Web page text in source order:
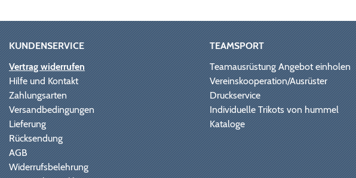
KUNDENSERVICE
Vertrag widerrufen
Hilfe und Kontakt
Zahlungsarten
Versandbedingungen
Lieferung
Rücksendung
AGB
Widerrufsbelehrung
TEAMSPORT
Teamausrüstung Angebot einholen
Vereinskooperation/Ausrüster
Druckservice
Individuelle Trikots von hummel
Kataloge